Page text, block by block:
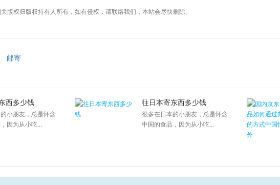
版权归版权持有人所有，如有侵权，请联络我们，本站会尽快删除。
邮寄
西多少钱
小朋友，总是怀念
因为从小吃...
往日本寄东西多少钱
很多在日本的小朋友，总是怀念
中国的食品，因为从小吃...